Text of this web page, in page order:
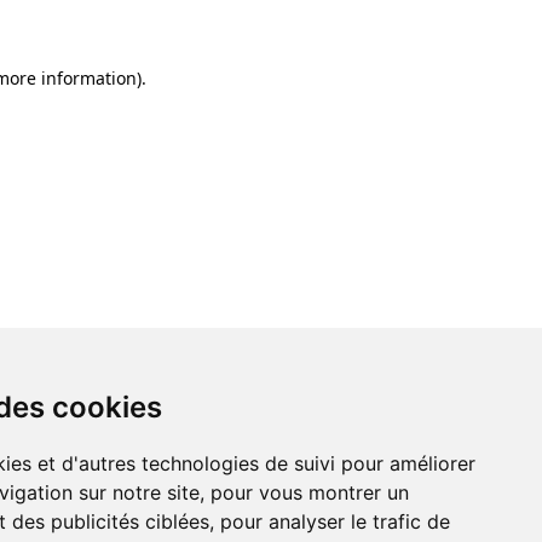
cookies
et d'autres technologies de suivi pour améliorer
sur notre site, pour vous montrer un
des publicités ciblées, pour analyser le trafic de
information).